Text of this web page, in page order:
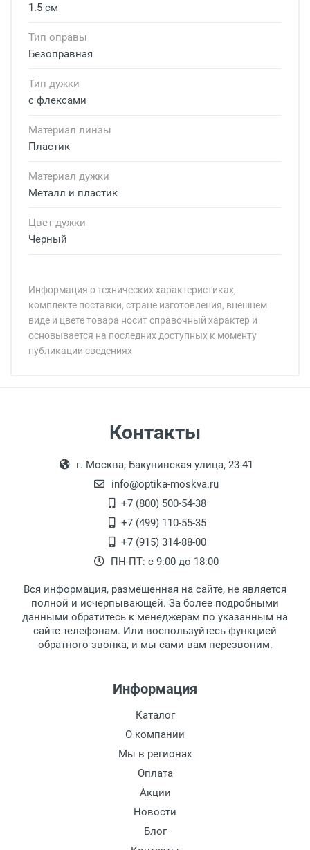
1.5 см
Тип оправы
Безоправная
Тип дужки
с флексами
Материал линзы
Пластик
Материал дужки
Металл и пластик
Цвет дужки
Черный
Информация о технических характеристиках,
комплекте поставки, стране изготовления, внешнем
виде и цвете товара носит справочный характер и
основывается на последних доступных к моменту
публикации сведениях
Общая ширина:
Длина дужки:
Ширина мостика:
Материал линзы:
Материал дужки:
Цвет дужки:
Самовывоз.
Оплата товара производится
наличными непосредственно на пункте
выдачи товара.
Перечисление средств на расчетный счет.
18:00, по субботам с 11:00 до 15:00, в
офисе по адресу: г. Москва,
Переведеновский переулок 17, корпус 1,
второй этаж, тел. +7 (499) 110-55-35.
После того, как заказ поступает в пункт
выдачи, наш менеджер связывается с
клиентом и оповещает о поступлении
Для получения товара при себе
обязательно иметь паспорт.
Заказ необходимо забрать в течение 3
рабочих дней с момента поступления на
дополнительных расходов за хранение
Доставляем товар по Москве компанией
Сдэк до ближайшего к вам пункта
Доставка транспортными компаниями по
Контакты
г. Москва, Бакунинская улица, 23-41
info@optika-moskva.ru
+7 (800) 500-54-38
+7 (499) 110-55-35
+7 (915) 314-88-00
ПН-ПТ: с 9:00 до 18:00
Вся информация, размещенная на сайте, не является
полной и исчерпывающей. За более подробными
данными обратитесь к менеджерам по указанным на
сайте телефонам. Или воспользуйтесь функцией
обратного звонка, и мы сами вам перезвоним.
Информация
Каталог
О компании
Мы в регионах
Оплата
Акции
Новости
Блог